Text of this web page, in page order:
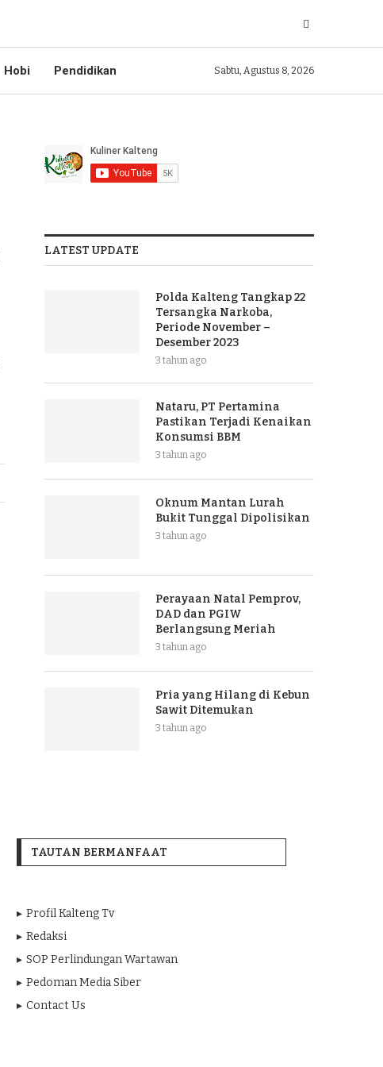
Hobi Pendidikan Sabtu, Agustus 8, 2026
LATEST UPDATE
Polda Kalteng Tangkap 22
Tersangka Narkoba,
Periode November –
Desember 2023
3 tahun ago
Nataru, PT Pertamina
Pastikan Terjadi Kenaikan
Konsumsi BBM
3 tahun ago
Oknum Mantan Lurah
Bukit Tunggal Dipolisikan
3 tahun ago
Perayaan Natal Pemprov,
DAD dan PGIW
Berlangsung Meriah
3 tahun ago
Pria yang Hilang di Kebun
Sawit Ditemukan
3 tahun ago
TAUTAN BERMANFAAT
Profil Kalteng Tv
Redaksi
SOP Perlindungan Wartawan
Pedoman Media Siber
Contact Us